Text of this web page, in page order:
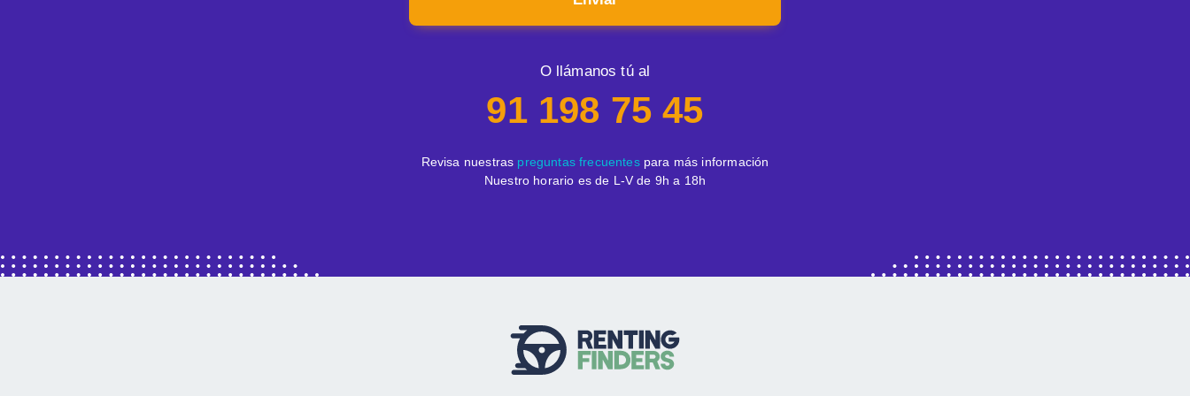
O llámanos tú al
91 198 75 45
Revisa nuestras preguntas frecuentespara más información
Nuestro horario es de L-V de 9h a 18h